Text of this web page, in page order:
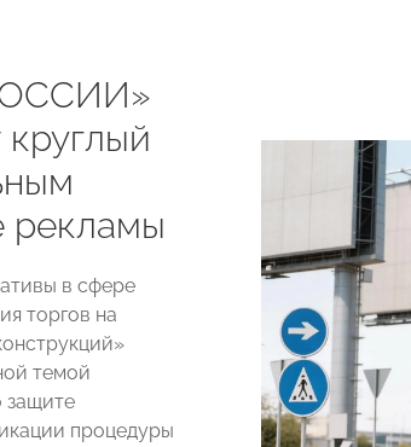
рекламы
в сфере
торгов на
темой
защите
процедуры